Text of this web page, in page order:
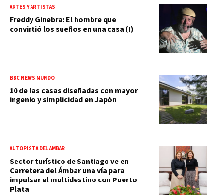
ARTES Y ARTISTAS
Freddy Ginebra: El hombre que
convirtió los sueños en una casa (I)
BBC NEWS MUNDO
10 de las casas diseñadas con mayor
ingenio y simplicidad en Japón
AUTOPISTA DEL ÁMBAR
Sector turístico de Santiago ve en
Carretera del Ámbar una vía para
impulsar el multidestino con Puerto
Plata